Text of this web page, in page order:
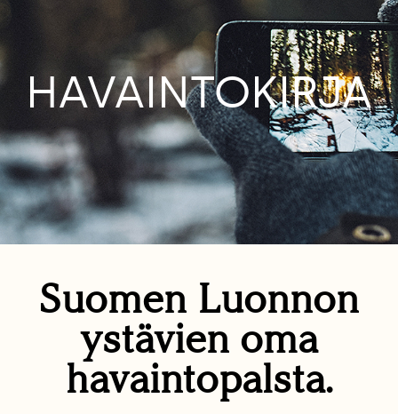
HAVAINTOKIRJA
Suomen Luonnon
ystävien oma
havaintopalsta.